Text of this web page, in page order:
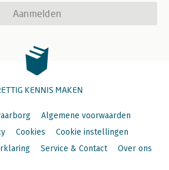
Aanmelden
KENNIS MAKEN
Algemene voorwaarden
Cookies
Cookie instellingen
Service & Contact Over ons